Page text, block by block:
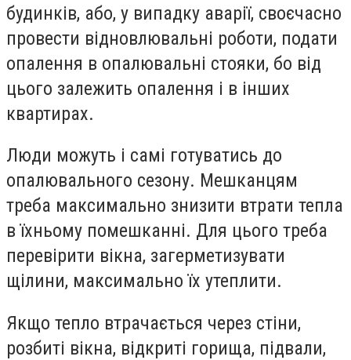
будинків, або, у випадку аварії, своєчасно
провести відновлювальні роботи, подати
опалення в опалювальні стояки, бо від
цього залежить опалення і в інших
квартирах.
Люди можуть і самі готуватись до
опалювального сезону. Мешканцям
треба максимально знизити втрати тепла
в їхньому помешканні. Для цього треба
перевірити вікна, загерметизувати
щілини, максимально їх утеплити.
Якщо тепло втрачається через стіни,
розбиті вікна, відкриті горища, підвали,